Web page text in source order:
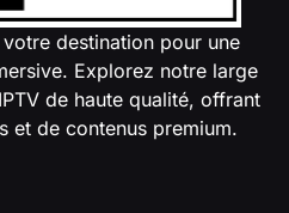
destination pour une
Explorez notre large
de haute qualité, offrant
et de contenus premium.